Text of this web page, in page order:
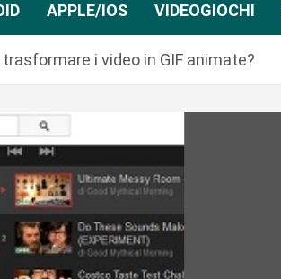
APPLE/IOS VIDEOGIOCHI
i video in GIF animate?